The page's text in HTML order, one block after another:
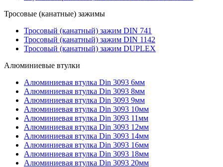
Тросовые (канатные) зажимы
Тросовый (канатный) зажим DIN 741
Тросовый (канатный) зажим DIN 1142
Тросовый (канатный) зажим DUPLEX
Алюминиевые втулки
Алюминиевая втулка Din 3093 6мм
Алюминиевая втулка Din 3093 8мм
Алюминиевая втулка Din 3093 9мм
Алюминиевая втулка Din 3093 10мм
Алюминиевая втулка Din 3093 11мм
Алюминиевая втулка Din 3093 12мм
Алюминиевая втулка Din 3093 14мм
Алюминиевая втулка Din 3093 16мм
Алюминиевая втулка Din 3093 18мм
Алюминиевая втулка Din 3093 20мм